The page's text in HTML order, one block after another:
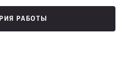
РАБОТЫ